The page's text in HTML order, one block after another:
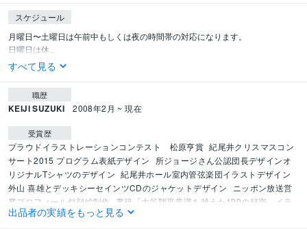
スケジュール
月曜日〜土曜日は午前中もしくは夜の時間帯の対応になります。
日曜日は休...
すべて見る
職歴
KEIJI SUZUKI 2008年2月 ~ 現在
受賞歴
プラウドイラストレーションコンテスト　松原亨賞 紀尾井クリスマスコン
サート2015 プログラム表紙デザイン
所ジョージさん公認団長デザインオ
リジナルTシャツのデザイン 紀尾井ホール室内管弦楽団イラストデザイン
外山 喜雄とデッキシーセインツCDのジャケットデザイン
ニッポン放送営
業プロフィール似顔絵制作 書籍「大谷翔平常識を越えた100の秘密」イラ
スト制作 映画「私の見ている世界が全て」にてイラストTシャツの衣装提
出品者の実績をもっと見る